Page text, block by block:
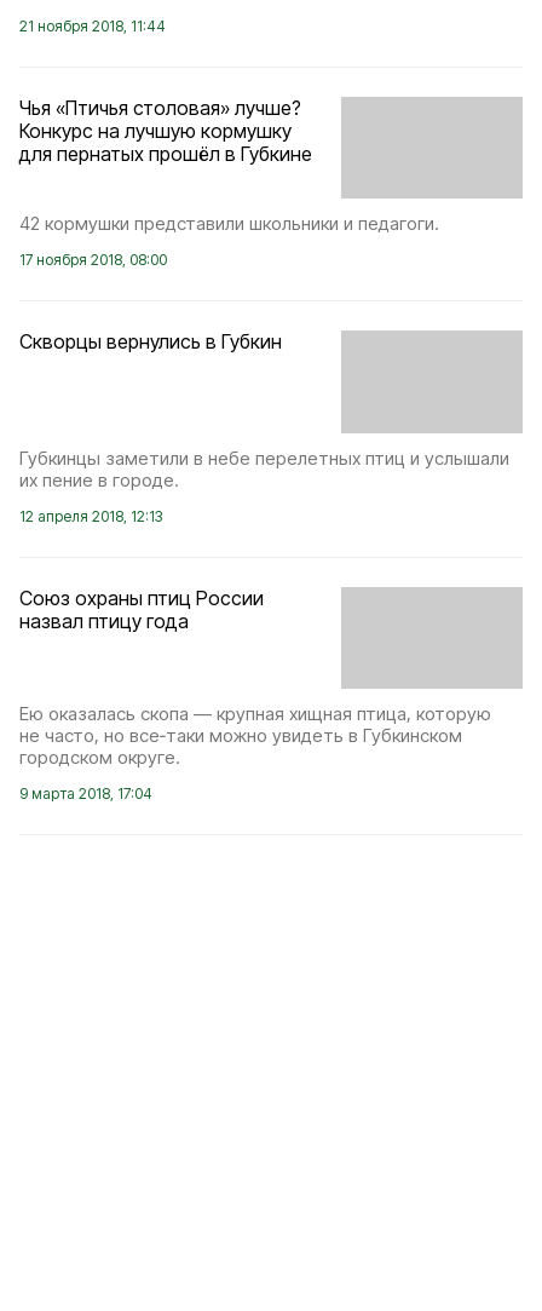
21 ноября 2018, 11:44
Чья «Птичья столовая» лучше?
Конкурс на лучшую кормушку
для пернатых прошёл в Губкине
42 кормушки представили школьники и педагоги.
17 ноября 2018, 08:00
Скворцы вернулись в Губкин
Губкинцы заметили в небе перелетных птиц и услышали
их пение в городе.
12 апреля 2018, 12:13
Союз охраны птиц России
назвал птицу года
Ею оказалась скопа — крупная хищная птица, которую
не часто, но все‑таки можно увидеть в Губкинском
городском округе.
9 марта 2018, 17:04